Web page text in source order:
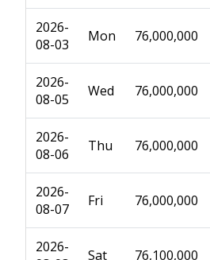
2026-
08-03
Mon 76,000,000
2026-
08-05
Wed 76,000,000
2026-
08-06
Thu 76,000,000
2026-
08-07
Fri 76,000,000
2026-
Sat 76,100,000